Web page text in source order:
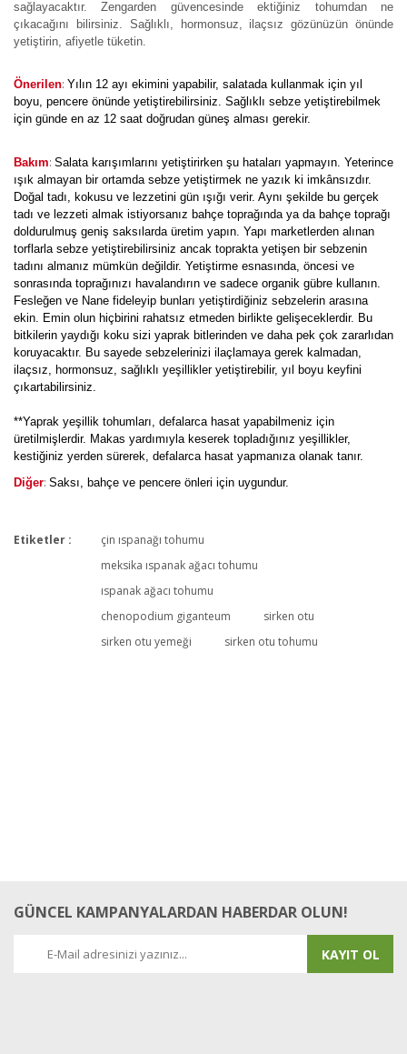
sağlayacaktır. Zengarden güvencesinde ektiğiniz tohumdan ne
çıkacağını bilirsiniz. Sağlıklı, hormonsuz, ilaçsız gözünüzün önünde
yetiştirin, afiyetle tüketin.
Önerilen: Yılın 12 ayı ekimini yapabilir, salatada kullanmak için yıl
boyu, pencere önünde yetiştirebilirsiniz. Sağlıklı sebze yetiştirebilmek
için günde en az 12 saat doğrudan güneş alması gerekir.
Bakım: Salata karışımlarını yetiştirirken şu hataları yapmayın. Yeterince
ışık almayan bir ortamda sebze yetiştirmek ne yazık ki imkânsızdır.
Doğal tadı, kokusu ve lezzetini gün ışığı verir. Aynı şekilde bu gerçek
tadı ve lezzeti almak istiyorsanız bahçe toprağında ya da bahçe toprağı
doldurulmuş geniş saksılarda üretim yapın. Yapı marketlerden alınan
torflarla sebze yetiştirebilirsiniz ancak toprakta yetişen bir sebzenin
tadını almanız mümkün değildir. Yetiştirme esnasında, öncesi ve
sonrasında toprağınızı havalandırın ve sadece organik gübre kullanın.
Fesleğen ve Nane fideleyip bunları yetiştirdiğiniz sebzelerin arasına
ekin. Emin olun hiçbirini rahatsız etmeden birlikte gelişeceklerdir. Bu
bitkilerin yaydığı koku sizi yaprak bitlerinden ve daha pek çok zararlıdan
koruyacaktır. Bu sayede sebzelerinizi ilaçlamaya gerek kalmadan,
ilaçsız, hormonsuz, sağlıklı yeşillikler yetiştirebilir, yıl boyu keyfini
çıkartabilirsiniz.
**Yaprak yeşillik tohumları, defalarca hasat yapabilmeniz için
üretilmişlerdir. Makas yardımıyla keserek topladığınız yeşillikler,
kestiğiniz yerden sürerek, defalarca hasat yapmanıza olanak tanır.
Diğer: Saksı, bahçe ve pencere önleri için uygundur.
Sebze hakkında
Ege mutfağındaki sirken mi bu? :)
Etiketler :
çin ıspanağı tohumu
meksika ıspanak ağacı tohumu
ıspanak ağacı tohumu
chenopodium giganteum
sirken otu
sirken otu yemeği
sirken otu tohumu
GÜNCEL KAMPANYALARDAN HABERDAR OLUN!
KAYIT OL